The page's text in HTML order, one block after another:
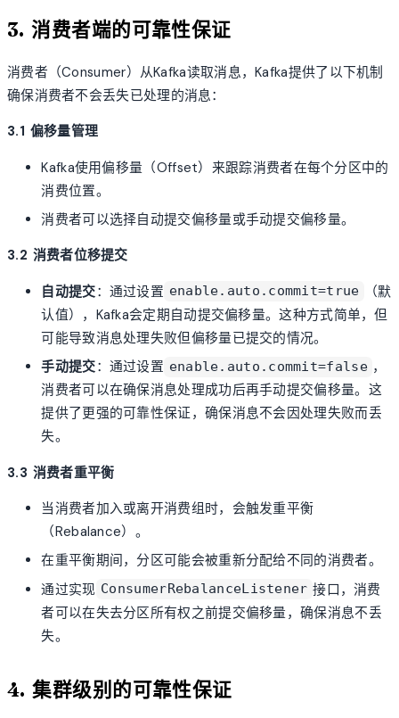
3. 消费者端的可靠性保证
消费者（Consumer）从Kafka读取消息，Kafka提供了以下机制
确保消费者不会丢失已处理的消息：
3.1 偏移量管理
Kafka使用偏移量（Offset）来跟踪消费者在每个分区中的
消费位置。
消费者可以选择自动提交偏移量或手动提交偏移量。
3.2 消费者位移提交
自动提交：通过设置 enable.auto.commit=true
（默
认值），Kafka会定期自动提交偏移量。这种方式简单，但
可能导致消息处理失败但偏移量已提交的情况。
手动提交：通过设置 enable.auto.commit=false ，
消费者可以在确保消息处理成功后再手动提交偏移量。这
提供了更强的可靠性保证，确保消息不会因处理失败而丢
失。
3.3 消费者重平衡
当消费者加入或离开消费组时，会触发重平衡
（Rebalance）。
在重平衡期间，分区可能会被重新分配给不同的消费者。
通过实现 ConsumerRebalanceListener 接口，消费
者可以在失去分区所有权之前提交偏移量，确保消息不丢
失。
4. 集群级别的可靠性保证